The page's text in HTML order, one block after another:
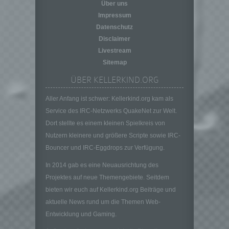
Über uns
Impressum
Datenschutz
Disclaimer
Livestream
Sitemap
ÜBER KELLERKIND.ORG
Aller Anfang ist schwer: Kellerkind.org kam als
Service des IRC-Netzwerks QuakeNet zur Welt.
Dort stellte es einem kleinen Spielkreis von
Nutzern kleinere und größere Scripte sowie IRC-
Bouncer und IRC-Eggdrops zur Verfügung.
In 2014 gab es eine Neuausrichtung des
Projektes auf neue Themengebiete. Seitdem
bieten wir euch auf Kellerkind.org Beiträge und
aktuelle News rund um die Themen Web-
Entwicklung und Gaming.
auf welche die personenbezogenen Daten
ohne Hinzuziehung zusätzlicher
Informationen nicht mehr einer spezifischen
betroffenen Person zugeordnet werden
können, sofern diese zusätzlichen
Informationen gesondert aufbewahrt werden
Maßnahmen unterliegen, die gewährleisten,
einer identifizierten oder identifizierbaren
natürlichen Person zugewiesen werden.
g) Verantwortlicher oder für die Verarbeitung
Verantwortlicher
Verantwortlicher oder für die Verarbeitung
juristische Person, Behörde, Einrichtung
oder andere Stelle, die allein oder
gemeinsam mit anderen über die Zwecke
und Mittel der Verarbeitung von
personenbezogenen Daten entscheidet.